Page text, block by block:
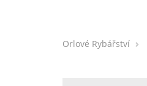
Orlové Rybářství